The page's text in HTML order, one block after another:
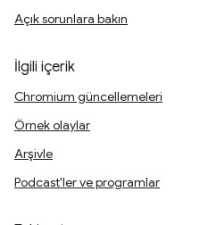
Açık sorunlara bakın
İlgili içerik
Chromium güncellemeleri
Örnek olaylar
Arşivle
Podcast'ler ve programlar